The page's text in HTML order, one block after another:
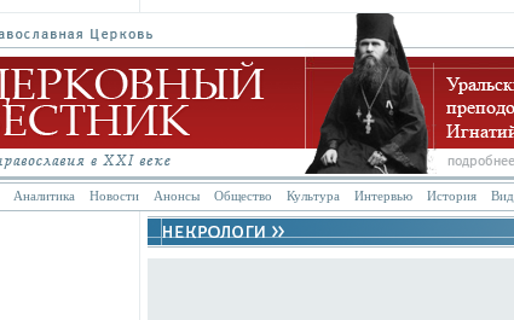
Аналитика Новости Анонсы Общество Культура Интервью История